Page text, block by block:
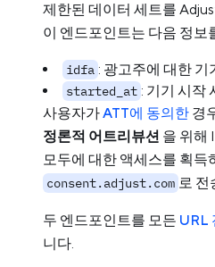
제한된 데이터 세트를
이 엔드포인트는 다음 정보
idfa : 광고주에 대한 기
started_at : 기기 시작
사용자가ATT에 동의한 경
정론적 어트리뷰션 을 위해
모두에 대한 액세스를 획득
consent.adjust.com 로 전
두 엔드포인트를 모든 URL
니다.